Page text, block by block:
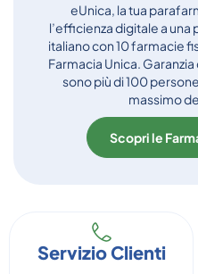
eUnica, la tua
l’efficienza digitale a
italiano con 10 farmacie
Farmacia Unica.
sono più di 100
massimo
Scopri le
Servizio Clienti